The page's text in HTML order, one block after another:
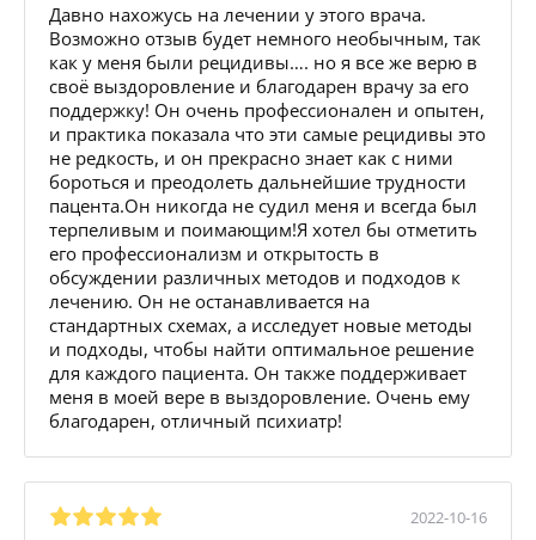
Давно нахожусь на лечении у этого врача.
Возможно отзыв будет немного необычным, так
как у меня были рецидивы…. но я все же верю в
своё выздоровление и благодарен врачу за его
поддержку! Он очень профессионален и опытен,
и практика показала что эти самые рецидивы это
не редкость, и он прекрасно знает как с ними
бороться и преодолеть дальнейшие трудности
пацента.Он никогда не судил меня и всегда был
терпеливым и поимающим!Я хотел бы отметить
его профессионализм и открытость в
обсуждении различных методов и подходов к
лечению. Он не останавливается на
стандартных схемах, а исследует новые методы
и подходы, чтобы найти оптимальное решение
для каждого пациента. Он также поддерживает
меня в моей вере в выздоровление. Очень ему
благодарен, отличный психиатр!
2022-10-16